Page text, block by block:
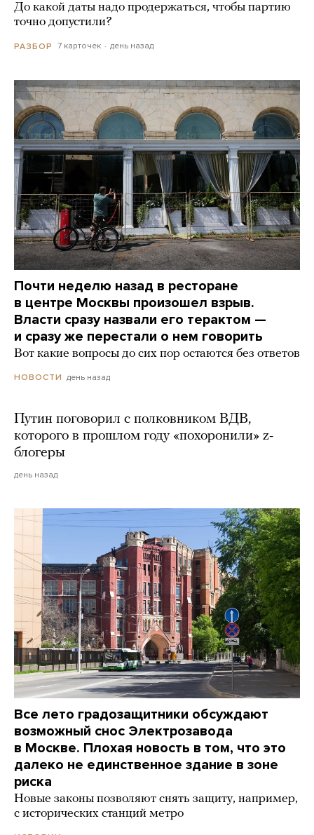
До какой даты надо продержаться, чтобы партию
точно допустили?
РАЗБОР 7 карточек день назад
Почти неделю назад в ресторане
в центре Москвы произошел взрыв.
Власти сразу назвали его терактом —
и сразу же перестали о нем говорить
Вот какие вопросы до сих пор остаются без ответов
НОВОСТИ день назад
Путин поговорил с полковником ВДВ,
которого в прошлом году «похоронили» z-
блогеры
день назад
Все лето градозащитники обсуждают
возможный снос Электрозавода
в Москве. Плохая новость в том, что это
далеко не единственное здание в зоне
риска
Новые законы позволяют снять защиту, например,
с исторических станций метро